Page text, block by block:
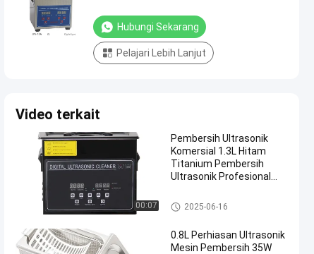
Hubungi Sekarang
Pelajari Lebih Lanjut
Video terkait
00:07
Pembersih Ultrasonik
Komersial 1.3L Hitam
Titanium Pembersih
Ultrasonik Profesional
Pembersih Ultrasonik Komersi
al
2025-06-16
0.8L Perhiasan Ultrasonik
Mesin Pembersih 35W